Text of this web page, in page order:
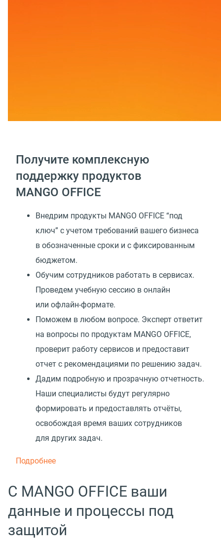
Получите комплексную
поддержку продуктов
MANGO OFFICE
Внедрим продукты MANGO OFFICE “под
ключ” с учетом требований вашего бизнеса
в обозначенные сроки и с фиксированным
бюджетом.
Обучим сотрудников работать в сервисах.
Проведем учебную сессию в онлайн
или офлайн-формате.
Поможем в любом вопросе. Эксперт ответит
на вопросы по продуктам MANGO OFFICE,
проверит работу сервисов и предоставит
отчет с рекомендациями по решению задач.
Дадим подробную и прозрачную отчетность.
Наши специалисты будут регулярно
формировать и предоставлять отчёты,
освобождая время ваших сотрудников
для других задач.
Подробнее
С MANGO OFFICE ваши
данные и процессы под
защитой